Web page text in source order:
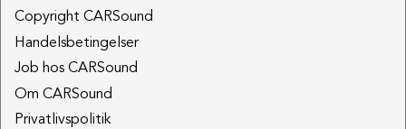
Copyright CARSound
Handelsbetingelser
Job hos CARSound
Om CARSound
Privatlivspolitik